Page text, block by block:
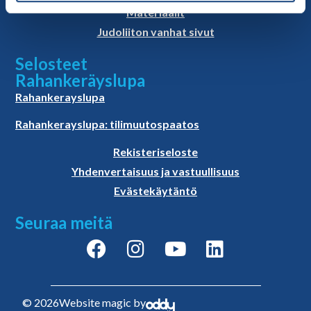
Materiaalit
Judoliiton vanhat sivut
Selosteet
Rahankeräyslupa
Rahankerayslupa
Rahankerayslupa: tilimuutospaatos
Rekisteriseloste
Yhdenvertaisuus ja vastuullisuus
Evästekäytäntö
Seuraa meitä
© 2026Website magic by